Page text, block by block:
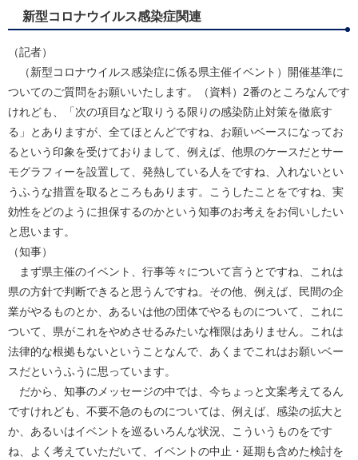
新型コロナウイルス感染症関連
（記者）
（新型コロナウイルス感染症に係る県主催イベント）開催基準に
ついてのご質問をお願いいたします。（資料）2番のところなんです
けれども、「次の項目など取りうる限りの感染防止対策を徹底す
る」とありますが、全てほとんどですね、お願いベースになってお
るという印象を受けておりまして、例えば、他県のケースだとサー
モグラフィーを設置して、発熱している人をですね、入れないとい
うふうな措置を取るところもあります。こうしたことをですね、実
効性をどのように担保するのかという知事のお考えをお伺いしたい
と思います。
（知事）
まず県主催のイベント、行事等々について言うとですね、これは
県の方針で判断できると思うんですね。その他、例えば、民間の企
業がやるものとか、あるいは他の団体でやるものについて、これに
ついて、県がこれをやめさせるみたいな権限はありません。これは
法律的な根拠もないということなんで、あくまでこれはお願いベー
スだというふうに思っています。
だから、知事のメッセージの中では、今ちょっと文案考えてるん
ですけれども、不要不急のものについては、例えば、感染の拡大と
か、あるいはイベントを巡るいろんな状況、こういうものをです
ね、よく考えていただいて、イベントの中止・延期も含めた検討を